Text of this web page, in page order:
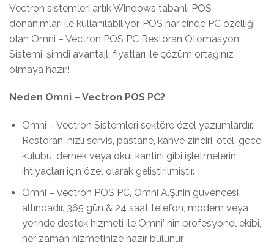
Vectron sistemleri artık Windows tabanlı POS
donanımları ile kullanılabiliyor. POS haricinde PC özelliği
olan Omni – Vectron POS PC Restoran Otomasyon
Sistemi, şimdi avantajlı fiyatları ile çözüm ortağınız
olmaya hazır!
Neden Omni – Vectron POS PC?
Omni – Vectron Sistemleri sektöre özel yazılımlardır.
Restoran, hızlı servis, pastane, kahve zinciri, otel, gece
kulübü, dernek veya okul kantini gibi işletmelerin
ihtiyaçları için özel olarak geliştirilmiştir.
Omni – Vectron POS PC, Omni A.Ş.’nin güvencesi
altındadır. 365 gün & 24 saat telefon, modem veya
yerinde destek hizmeti ile Omni’ nin profesyonel ekibi,
her zaman hizmetinize hazır bulunur.